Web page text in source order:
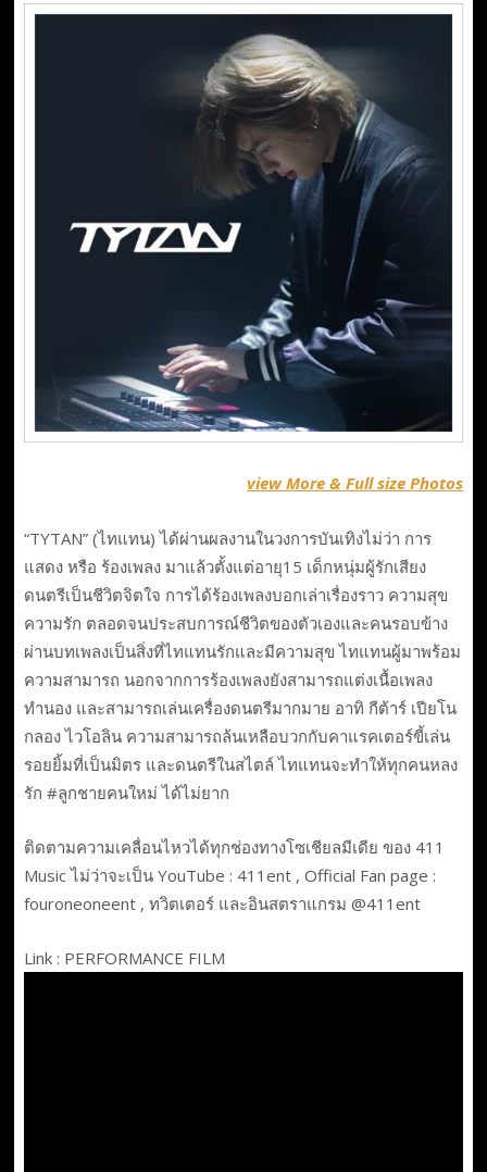
view More & Full size Photos
“TYTAN” (ไทแทน) ได้ผ่านผลงานในวงการบันเทิงไม่ว่า การ
แสดง หรือ ร้องเพลง มาแล้วตั้งแต่อายุ15 เด็กหนุ่มผู้รักเสียง
ดนตรีเป็นชีวิตจิตใจ การได้ร้องเพลงบอกเล่าเรื่องราว ความสุข
ความรัก ตลอดจนประสบการณ์ชีวิตของตัวเองและคนรอบข้าง
ผ่านบทเพลงเป็นสิ่งที่ไทแทนรักและมีความสุข ไทแทนผู้มาพร้อม
ความสามารถ นอกจากการร้องเพลงยังสามารถแต่งเนื้อเพลง
ทำนอง และสามารถเล่นเครื่องดนตรีมากมาย อาทิ กีต้าร์ เปียโน
กลอง ไวโอลิน ความสามารถล้นเหลือบวกกับคาแรคเตอร์ขี้เล่น
รอยยิ้มที่เป็นมิตร และดนตรีในสไตล์ ไทแทนจะทำให้ทุกคนหลง
รัก #ลูกชายคนใหม่ ได้ไม่ยาก
ติดตามความเคลื่อนไหวได้ทุกช่องทางโซเชียลมีเดีย ของ 411
Music ไม่ว่าจะเป็น YouTube : 411ent , Official Fan page :
fouroneoneent , ทวิตเตอร์ และอินสตราแกรม @411ent
Link : PERFORMANCE FILM